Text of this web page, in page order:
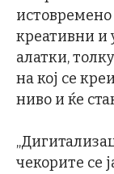
креативни и
алатки,
на кој се
ниво и ќе
чекорите се